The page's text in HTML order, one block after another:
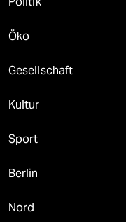
Öko
Gesellschaft
Kultur
Sport
Berlin
Nord